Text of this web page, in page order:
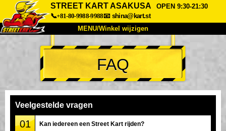
STREET KART ASAKUSA
OPEN 9:30-21:30
📞+81-80-9988-9988📧 shina@kart.st
MENU/Winkel wijzigen
TOP
Over Specificaties Prijzen
Bedrijf
FAQ
Veelgestelde vragen
01 Kan iedereen een Street Kart rijden?